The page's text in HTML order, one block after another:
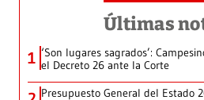
Últimas
1 ‘Son lugares sagrados’:
el Decreto 26 ante la Corte
Presupuesto General del Estado